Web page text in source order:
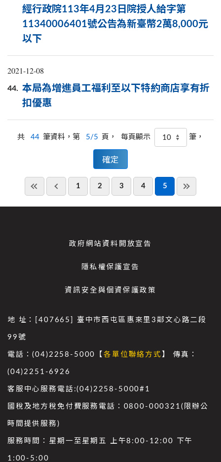
經行政院113年4月23日院授人給字第
11340006401號公告為新臺幣2萬8,000元
以下
2021-12-08
44. 本局為增進員工福利至以下特約商店享有折
扣優惠
共 44 筆資料，第 5/5 頁， 每頁顯示 筆，
1 2 3 4 5
政府網站資料開放宣告
隱私權保護宣告
資訊安全與個資保護政策
地 址：[407665] 臺中市西屯區惠來里3鄰文心路二段
99號
電話：(04)2258-5000【各單位聯絡方式 】 傳真：
(04)2251-6926
客服中心服務電話:(04)2258-5000#1
國稅及地方稅免付費服務電話：0800-000321(限辦公
時間提供服務)
服務時間：星期一至星期五 上午8:00-12:00 下午
1:00-5:00